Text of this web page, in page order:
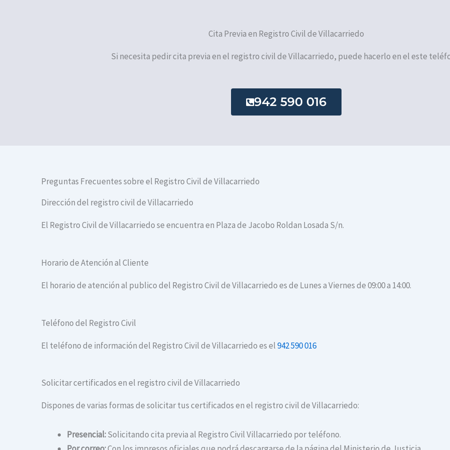
Cita Previa en Registro Civil de Villacarriedo
Si necesita pedir cita previa en el registro civil de Villacarriedo, puede hacerlo en el este
942 590 016
Preguntas Frecuentes sobre el Registro Civil de Villacarriedo
Dirección del registro civil de Villacarriedo
El Registro Civil de Villacarriedo se encuentra en Plaza de Jacobo Roldan Losada S/n.
Horario de Atención al Cliente
El horario de atención al publico del Registro Civil de Villacarriedo es de Lunes a Viernes de 09:00 a 14:00.
Teléfono del Registro Civil
El teléfono de información del Registro Civil de Villacarriedo es el942 590 016
Solicitar certificados en el registro civil de Villacarriedo
Dispones de varias formas de solicitar tus certificados en el registro civil de Villacarriedo:
Presencial:Solicitando cita previa al Registro Civil Villacarriedo por teléfono.